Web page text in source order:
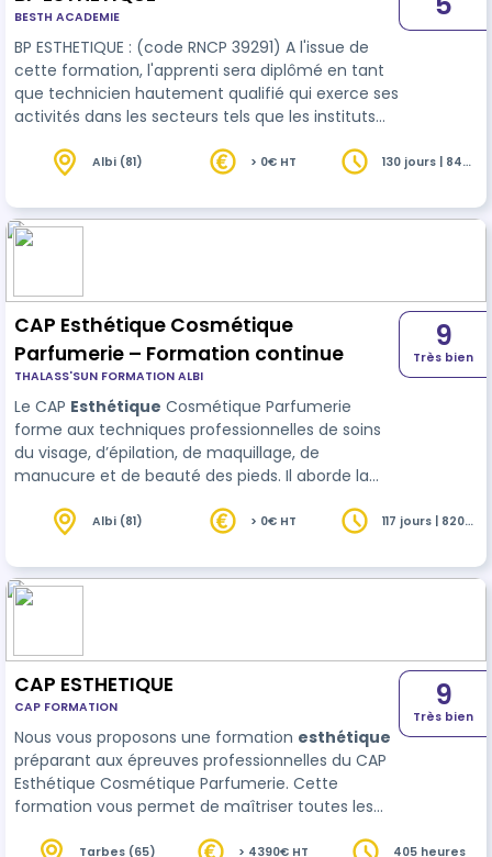
BESTH ACADEMIE
BP ESTHETIQUE : (code RNCP 39291) A l'issue de
cette formation, l'apprenti sera diplômé en tant
que technicien hautement qualifié qui exerce ses
activités dans les secteurs tels que les instituts
parfumerie, salons de coiffure avec activités
produits cosmétiques, établissements de soins,
cures ... Accessible à l'examen en contrat
Albi (81) > 0€ HT
130 jours | 840
CAP Esthétique Cosmétique
Parfumerie – Formation continue
THALASS'SUN FORMATION ALBI
Le CAP Esthétique Cosmétique Parfumerie
forme aux techniques professionnelles de soins
du visage, d’épilation, de maquillage, de
manucure et de beauté des pieds. Il aborde la
bases de la gestion d’un institut.
9
Très bien
Albi (81) > 0€ HT
117 jours | 820
CAP ESTHETIQUE
CAP FORMATION
Nous vous proposons une formation esthétique
préparant aux épreuves professionnelles du CAP
Esthétique Cosmétique Parfumerie. Cette
formation vous permet de maîtriser toutes les
serez alors spécialisé dans les soins du corps
9
Très bien
Tarbes (65) > 4390€ HT 405 heures